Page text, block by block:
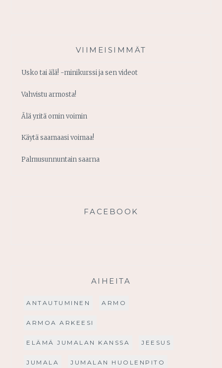
VIIMEISIMMÄT
Usko tai älä! -minikurssi ja sen videot
Vahvistu armosta!
Älä yritä omin voimin
Käytä saamaasi voimaa!
Palmusunnuntain saarna
FACEBOOK
AIHEITA
ANTAUTUMINEN ARMO
ARMOA ARKEESI
ELÄMÄ JUMALAN KANSSA JEESUS
JUMALA JUMALAN HUOLENPITO